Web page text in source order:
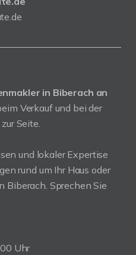
in Biberach an
Verkauf und bei der
Seite.
und lokaler Expertise
rund um Ihr Haus oder
Biberach. Sprechen Sie
Uhr